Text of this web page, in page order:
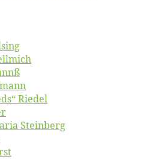
Riedel
Steinberg